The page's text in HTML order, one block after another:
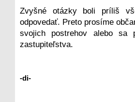
Zvyšné otázky boli príliš
odpovedať. Preto prosíme
svojich postrehov alebo sa
zastupiteľstva.
-di-